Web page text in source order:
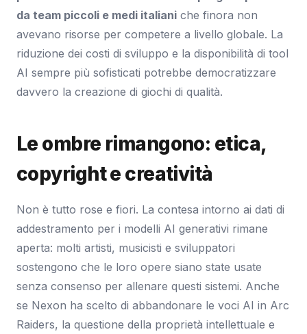
da team piccoli e medi italiani che finora non
avevano risorse per competere a livello globale. La
riduzione dei costi di sviluppo e la disponibilità di tool
AI sempre più sofisticati potrebbe democratizzare
davvero la creazione di giochi di qualità.
Le ombre rimangono: etica,
copyright e creatività
Non è tutto rose e fiori. La contesa intorno ai dati di
addestramento per i modelli AI generativi rimane
aperta: molti artisti, musicisti e sviluppatori
sostengono che le loro opere siano state usate
senza consenso per allenare questi sistemi. Anche
se Nexon ha scelto di abbandonare le voci AI in Arc
Raiders, la questione della proprietà intellettuale e